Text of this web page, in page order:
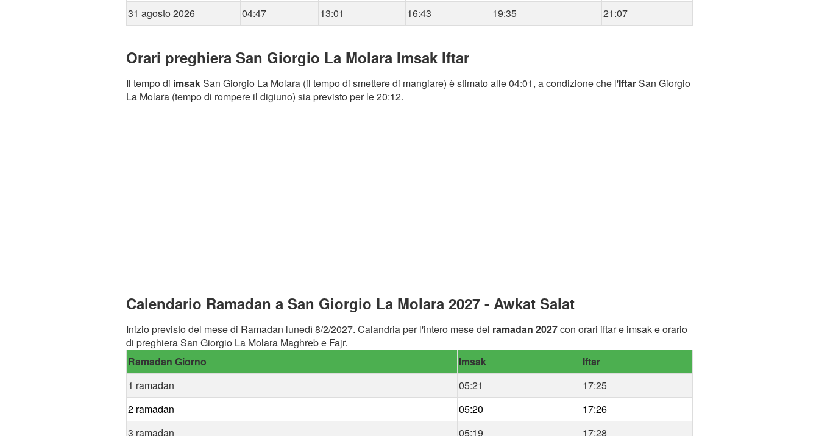
31 agosto 2026
04:47 13:01 16:43 19:35 21:07
Orari preghiera San Giorgio La Molara Imsak Iftar
Il tempo di imsakSan Giorgio La Molara (il tempo di smettere di mangiare) è stimato alle 04:01, a condizione che l'IftarSan Giorgio
La Molara (tempo di rompere il digiuno) sia previsto per le 20:12.
Calendario Ramadan a San Giorgio La Molara 2027 - Awkat Salat
Inizio previsto del mese di Ramadan lunedì 8/2/2027. Calandria per l'intero mese del ramadan 2027con orari iftar e imsak e orario
di preghiera San Giorgio La Molara Maghreb e Fajr.
Ramadan Giorno
Imsak
Iftar
1 ramadan
05:21
17:25
2 ramadan
05:20
17:26
3 ramadan
05:19 17:28